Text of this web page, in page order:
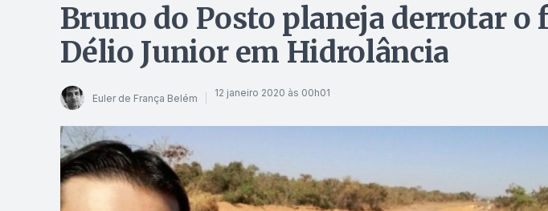
Bruno do Posto planeja derrotar o
Délio Junior em Hidrolância
Euler de França Belém 12 janeiro 2020 às 00h01